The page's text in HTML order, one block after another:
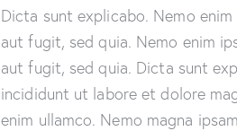
Dicta sunt explicabo. Nemo
aut fugit, sed quia. Nemo enim
aut fugit, sed quia. Dicta sunt
incididunt ut labore et dolore
enim ullamco. Nemo magna